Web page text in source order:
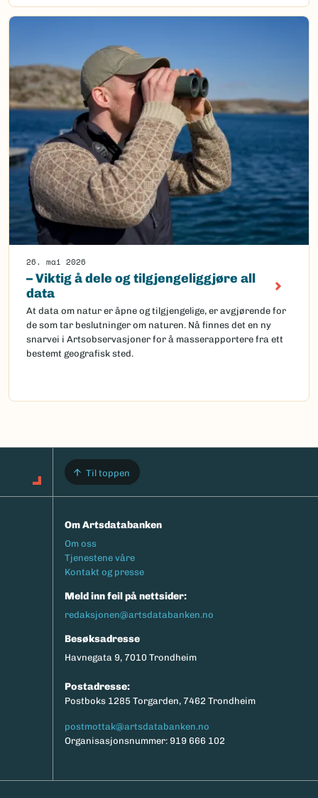
26. mai 2026
– Viktig å dele og tilgjengeliggjøre all
data
At data om natur er åpne og tilgjengelige, er avgjørende for
de som tar beslutninger om naturen. Nå finnes det en ny
snarvei i Artsobservasjoner for å masserapportere fra ett
bestemt geografisk sted.
Til toppen
Om Artsdatabanken
Footermeny
Om oss
Tjenestene våre
Kontakt og presse
Meld inn feil på nettsider:
redaksjonen@artsdatabanken.no
Besøksadresse
Havnegata 9, 7010 Trondheim
Postadresse:
Postboks 1285 Torgarden, 7462 Trondheim
postmottak@artsdatabanken.no
Organisasjonsnummer: 919 666 102